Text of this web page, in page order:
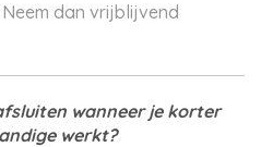
dan vrijblijvend
wanneer je korter
werkt?